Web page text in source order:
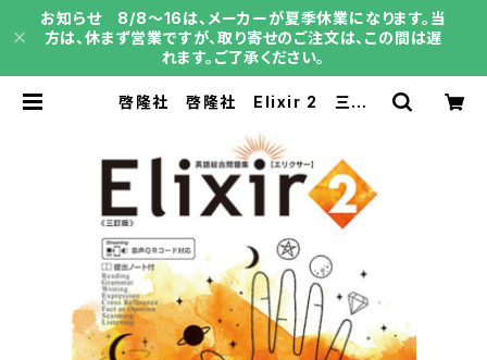
お知らせ 8/8～16は、メーカーが夏季休業になります。当
方は、休まず営業ですが、取り寄せのご注文は、この間は遅
れます。ご了承ください。
啓隆社 啓隆社 Elixir 2 三訂
体のみ 別冊解答なし 新品 問題
集本体のみ 別冊解答なし ISBN：
004017540 ISBN-10：B0H15
MN4PF SKU：004020458 | 育
之書店（いくのしょてん）